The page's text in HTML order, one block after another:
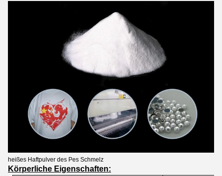
heißes Haftpulver des Pes Schmelz
Körperliche Eigenschaften: